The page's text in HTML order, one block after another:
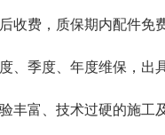
收费，质保期内配件免
、季度、年度维保，出
丰富、技术过硬的施